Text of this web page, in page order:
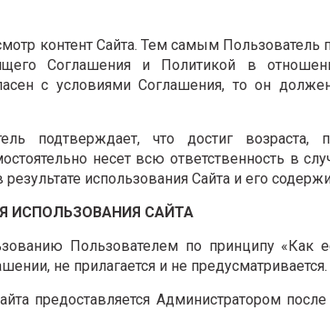
контент Сайта. Тем самым Пользователь
Соглашения и Политикой в
с условиями Соглашения, то он
подтверждает, что достиг возраста,
несет всю ответственность в
использования Сайта и его
ИСПОЛЬЗОВАНИЯ САЙТА
Пользователем по принципу «Как
не прилагается и не предусматривается.
предоставляется Администратором